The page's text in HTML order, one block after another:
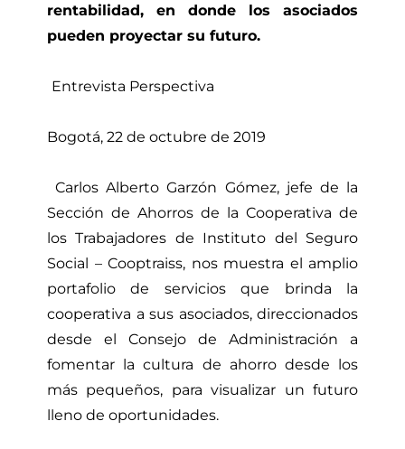
rentabilidad, en donde los asociados
pueden proyectar su futuro.
Entrevista Perspectiva
Bogotá, 22 de octubre de 2019
Carlos Alberto Garzón Gómez, jefe de la
Sección de Ahorros de la Cooperativa de
los Trabajadores de Instituto del Seguro
Social – Cooptraiss, nos muestra el amplio
portafolio de servicios que brinda la
cooperativa a sus asociados, direccionados
desde el Consejo de Administración a
fomentar la cultura de ahorro desde los
más pequeños, para visualizar un futuro
lleno de oportunidades.